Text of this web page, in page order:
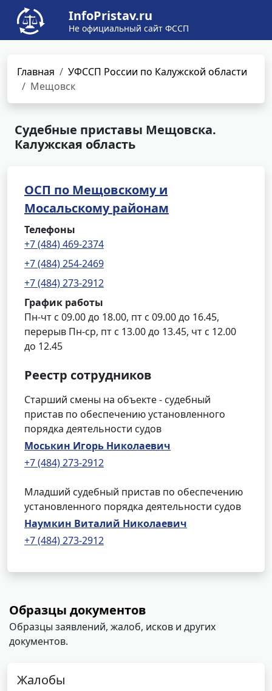
InfoPristav.ru
Не официальный сайт ФССП
Главная
УФССП России по Калужской области
Мещовск
Судебные приставы Мещовска.
Калужская область
ОСП по Мещовскому и
Мосальскому районам
Телефоны
+7 (484) 469-2374
+7 (484) 254-2469
+7 (484) 273-2912
График работы
Пн-чт с 09.00 до 18.00, пт с 09.00 до 16.45,
перерыв Пн-ср, пт с 13.00 до 13.45, чт с 12.00
до 12.45
Реестр сотрудников
Старший смены на объекте - судебный
пристав по обеспечению установленного
порядка деятельности судов
Моськин Игорь Николаевич
+7 (484) 273-2912
Младший судебный пристав по обеспечению
установленного порядка деятельности судов
Наумкин Виталий Николаевич
+7 (484) 273-2912
Образцы документов
Образцы заявлений, жалоб, исков и других
документов.
Жалобы